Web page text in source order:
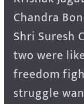
Chandra
Shri Suresh
two were
freedom
struggle